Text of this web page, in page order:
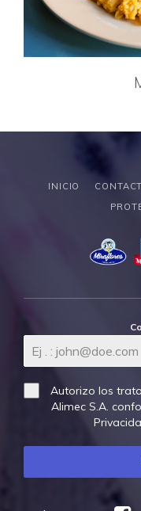
INICIO
Autorizo los
Alimec S.A.